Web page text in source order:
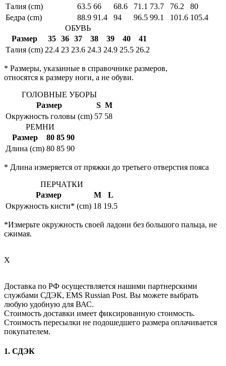
Талия (cm)
63.5 66 68.6 71.1 73.7 76.2
80
Бедра (cm)
88.9 91.4 94 96.5 99.1 101.6 105.4
ОБУВЬ
Размер
35 36 37 38 39 40
41
Талия (cm) 22.4 23 23.6 24.3 24.9 25.5 26.2
* Размеры, указанные в справочнике размеров,
относятся к размеру ноги, а не обуви.
ГОЛОВНЫЕ УБОРЫ
Размер
S M
Окружность головы (cm) 57 58
РЕМНИ
Размер
80 85 90
Длина (cm) 80 85 90
* Длина измеряется от пряжки до третьего отверстия пояса
ПЕРЧАТКИ
Размер
M
L
Окружность кисти* (cm) 18 19.5
*Измерьте окружность своей ладони без большого пальца, не
сжимая.
X
Доставка по РФ осуществляется нашими партнерскими
службами СДЭК, EMS Russian Post. Вы можете выбрать
любую удобную для ВАС.
Стоимость доставки имеет фиксированную стоимость.
Стоимость пересылки не подошедшего размера оплачивается
покупателем.
1. СДЭК